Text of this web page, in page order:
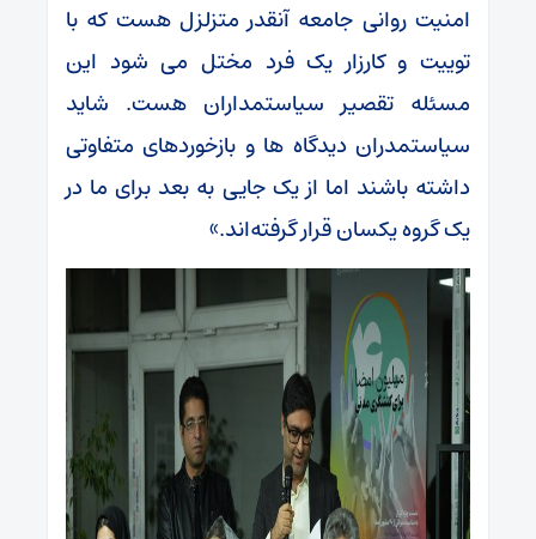
امنیت روانی جامعه آنقدر متزلزل هست که با
توییت و کارزار یک فرد مختل می شود این
مسئله تقصیر سیاستمداران هست. شاید
سیاستمدران دیدگاه ها و بازخوردهای متفاوتی
داشته باشند اما از یک جایی به بعد برای ما در
یک گروه یکسان قرار گرفته‌اند.»